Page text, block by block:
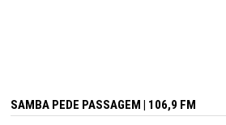
SAMBA PEDE PASSAGEM | 106,9 FM